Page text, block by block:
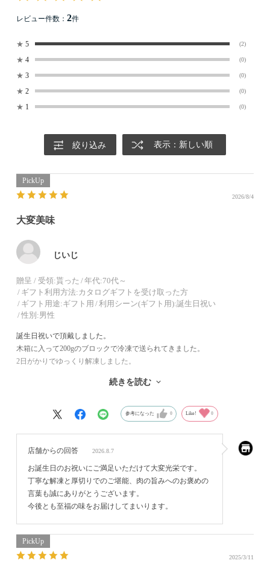
レビュー件数： 2件
★ 5 (2)
★ 4 (0)
★ 3 (0)
★ 2 (0)
★ 1 (0)
絞り込み 表示：新しい順
2026/8/4
大変美味
じいじ
贈呈 / 受領:貰った 年代:70代～
ギフト利用方法: カタログギフトを受け取った方
ギフト用途:ギフト用 利用シーン(ギフト用):誕生日祝い
性別:男性
誕生日祝いで頂戴しました。
木箱に入って200gのブロックで冷凍で送られてきました。
2日がかりでゆっくり解凍しました。
適当にお肉は歯応いがあり脂身が最高に美味でした。
続きを読む
参考になった 0 Like! 0
店舗からの回答 2026.8.7
お誕生日のお祝いにご満足いただけて大変光栄です。
丁寧な解凍と厚切りでのご堪能、肉の旨みへのお褒めの
言葉も誠にありがとうございます。
今後とも至福の味をお届けしてまいります。
2025/3/11